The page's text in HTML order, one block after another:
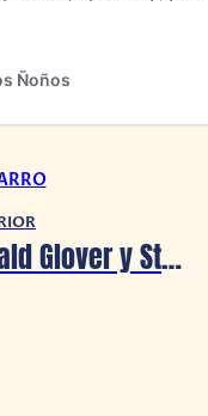
Lando: Donald Glover y Stephen Glover escribirán la serie para Disney+